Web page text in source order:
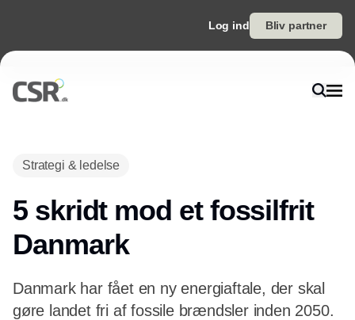
Log ind Bliv partner
Strategi & ledelse
5 skridt mod et fossilfrit
Danmark
Danmark har fået en ny energiaftale, der skal
gøre landet fri af fossile brændsler inden 2050.